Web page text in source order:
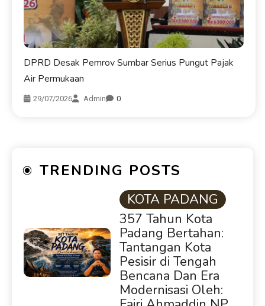
DPRD Desak Pemrov Sumbar Serius Pungut Pajak
Air Permukaan
29/07/2026 Admin 0
TRENDING POSTS
KOTA PADANG
357 Tahun Kota
Padang Bertahan:
Tantangan Kota
Pesisir di Tengah
Bencana Dan Era
Modernisasi Oleh: